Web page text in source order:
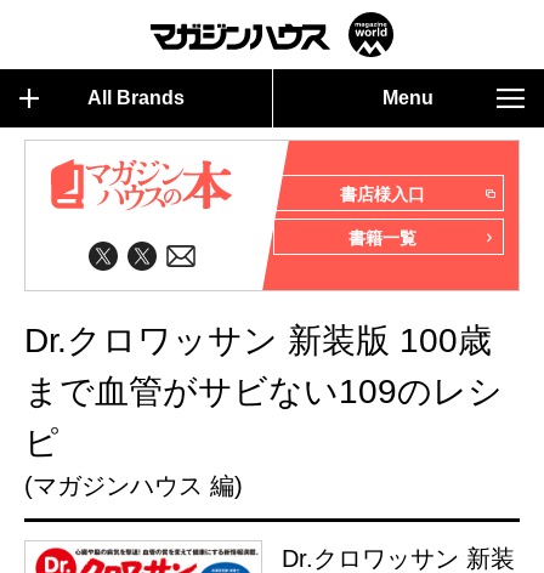
All Brands Menu
書店様入口
書籍一覧
Dr.クロワッサン 新装版 100歳
まで血管がサビない109のレシ
ピ
(マガジンハウス 編)
Dr.クロワッサン 新装